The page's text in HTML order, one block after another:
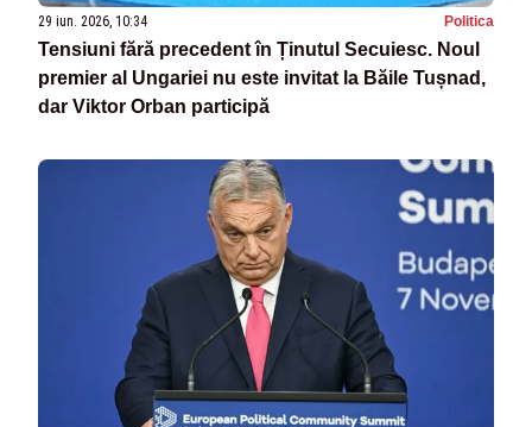
29 iun. 2026, 10:34 Politica
Tensiuni fără precedent în Ținutul Secuiesc. Noul
premier al Ungariei nu este invitat la Băile Tușnad,
dar Viktor Orban participă